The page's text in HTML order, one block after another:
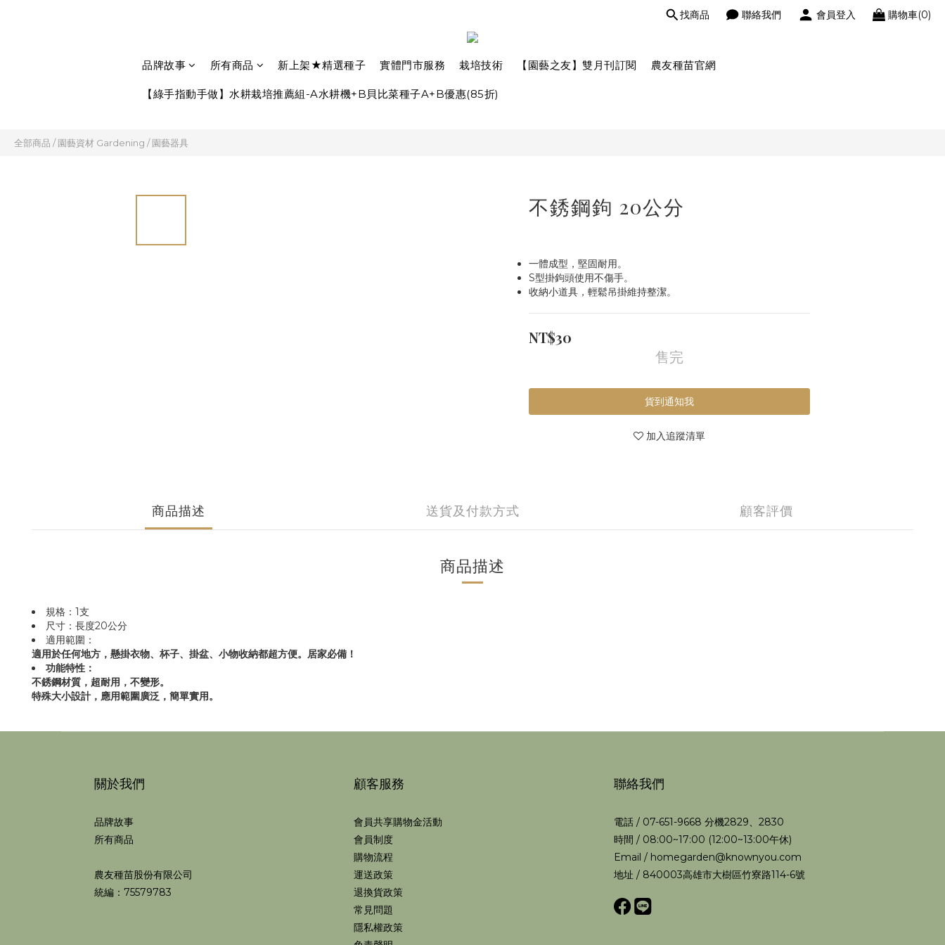
找商品 聯絡我們 會員登入 購物車(0)
品牌故事 所有商品 新上架★精選種子 實體門市服務 栽培技術 【園藝之友】雙月刊訂閱 農友種苗官網
【綠手指動手做】水耕栽培推薦組-A水耕機+B貝比菜種子A+B優惠(85折)
全部商品 /園藝資材 Gardening /園藝器具
不銹鋼鉤 20公分
一體成型，堅固耐用。
S型掛鉤頭使用不傷手。
收納小道具，輕鬆吊掛維持整潔。
NT$30
售完
貨到通知我
加入追蹤清單
商品描述 送貨及付款方式 顧客評價
商品描述
規格：1支
尺寸：長度20公分
適用範圍：
適用於任何地方，懸掛衣物、杯子、掛盆、小物收納都超方便。居家必備！
功能特性：
不銹鋼材質，超耐用，不變形。
特殊大小設計，應用範圍廣泛，簡單實用。
關於我們
品牌故事
所有商品
農友種苗股份有限公司
統編：75579783
顧客服務
會員共享購物金活動
會員制度
購物流程
運送政策
退換貨政策
常見問題
隱私權政策
聯絡我們
電話 / 07-651-9668 分機2829、2830
時間 / 08:00~17:00 (12:00~13:00午休)
Email / homegarden@knownyou.com
地址 / 840003高雄市大樹區竹寮路114-6號